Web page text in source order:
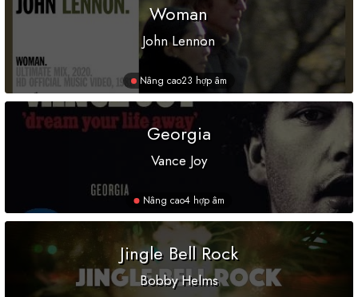
Woman
John Lennon
Nâng cao23 hợp âm
Georgia
Vance Joy
Nâng cao4 hợp âm
Jingle Bell Rock
Bobby Helms